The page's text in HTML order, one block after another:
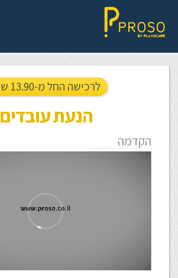
לרכישה החל מ-13.90 ש"ח
הנעת עובדים
הקדמה